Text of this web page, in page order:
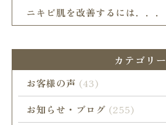
ニキビ肌を改善するには．．．
カテゴリー
お客様の声 (43)
お知らせ・ブログ (255)